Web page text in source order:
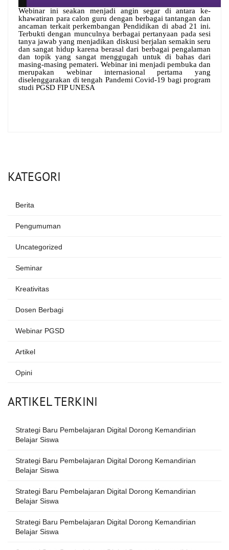
Webinar ini seakan menjadi angin segar di antara ke-
khawatiran para calon guru dengan berbagai tantangan dan
ancaman terkait perkembangan Pendidikan di abad 21 ini.
Terbukti dengan munculnya berbagai pertanyaan pada sesi
tanya jawab yang menjadikan diskusi berjalan semakin seru
dan sangat hidup karena berasal dari berbagai pengalaman
dan topik yang sangat menggugah untuk di bahas dari
masing-masing pemateri. Webinar ini menjadi pembuka dan
merupakan webinar internasional pertama yang
diselenggarakan di tengah Pandemi Covid-19 bagi program
studi PGSD FIP UNESA
KATEGORI
Berita
Pengumuman
Uncategorized
Seminar
Kreativitas
Dosen Berbagi
Webinar PGSD
Artikel
Opini
ARTIKEL TERKINI
Strategi Baru Pembelajaran Digital Dorong Kemandirian
Belajar Siswa
Strategi Baru Pembelajaran Digital Dorong Kemandirian
Belajar Siswa
Strategi Baru Pembelajaran Digital Dorong Kemandirian
Belajar Siswa
Strategi Baru Pembelajaran Digital Dorong Kemandirian
Belajar Siswa